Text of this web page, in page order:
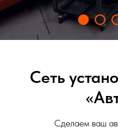
Сеть
Сделаем ваш